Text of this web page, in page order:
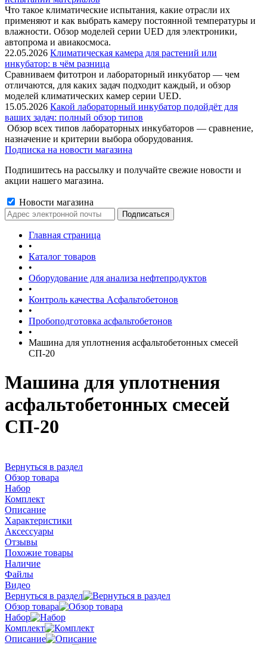
Что такое климатические испытания, какие отрасли их
применяют и как выбрать камеру постоянной температуры и
влажности. Обзор моделей серии UED для электроники,
автопрома и авиакосмоса.
22.05.2026 Климатическая камера для растений или
инкубатор: в чём разница
Сравниваем фитотрон и лабораторный инкубатор — чем
отличаются, для каких задач подходит каждый, и обзор
моделей климатических камер серии UED.
15.05.2026 Какой лабораторный инкубатор подойдёт для
ваших задач: полный обзор типов
Обзор всех типов лабораторных инкубаторов — сравнение,
назначение и критерии выбора оборудования.
Подписка на новости магазина
Подпишитесь на рассылку и получайте свежие новости и
акции нашего магазина.
Новости магазина
Главная страница
•
Каталог товаров
•
Оборудование для анализа нефтепродуктов
•
Контроль качества Асфальтобетонов
•
Пробоподготовка асфальтобетонов
•
Машина для уплотнения асфальтобетонных смесей
СП-20
Машина для уплотнения
асфальтобетонных смесей
СП-20
Вернуться в раздел
Обзор товара
Набор
Комплект
Описание
Характеристики
Аксессуары
Отзывы
Похожие товары
Наличие
Файлы
Видео
Вернуться в раздел
Обзор товара
Набор
Комплект
Описание